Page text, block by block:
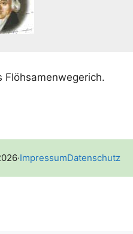
Flöhsamenwegerich.
·ImpressumDatenschutz